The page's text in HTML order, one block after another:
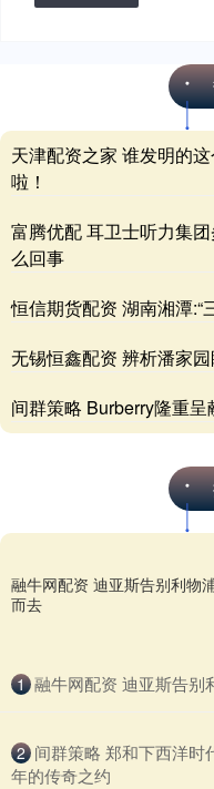
天津配资之家 谁发明的
啦！
富腾优配 耳卫士听力集
么回事
恒信期货配资 湖南湘潭:“
无锡恒鑫配资 辨析潘家
间群策略 Burberry隆重
融牛网配资 迪亚斯告别利物
而去
1 融牛网配资 迪亚斯告别
2 间群策略 郑和下西洋时
年的传奇之约